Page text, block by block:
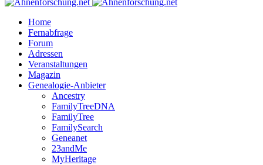
Home
Fernabfrage
Forum
Adressen
Veranstaltungen
Magazin
Genealogie-Anbieter
Ancestry
FamilyTreeDNA
FamilyTree
FamilySearch
Geneanet
23andMe
MyHeritage